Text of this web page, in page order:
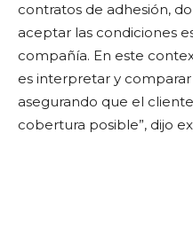
contratos de adhesión,
aceptar las condiciones
compañía. En este
es interpretar y
asegurando que el
cobertura posible”, dijo